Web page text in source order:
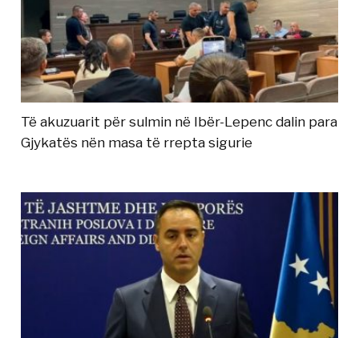
Të akuzuarit për sulmin në Ibër-Lepenc dalin para
Gjykatës nën masa të rrepta sigurie